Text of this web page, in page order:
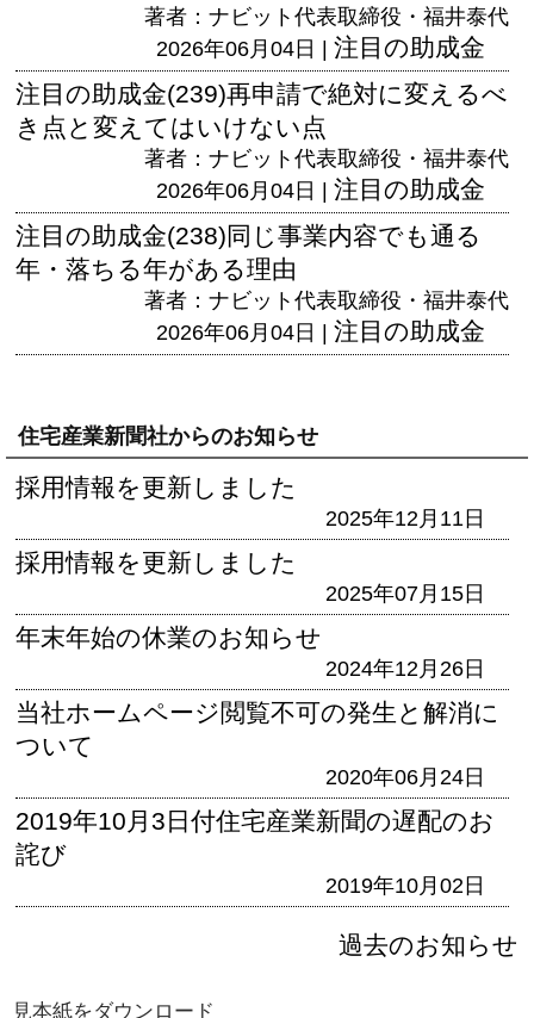
著者：ナビット代表取締役・福井泰代
2026年06月04日 | 注目の助成金
注目の助成金(239)再申請で絶対に変えるべ
き点と変えてはいけない点
著者：ナビット代表取締役・福井泰代
2026年06月04日 | 注目の助成金
注目の助成金(238)同じ事業内容でも通る
年・落ちる年がある理由
著者：ナビット代表取締役・福井泰代
2026年06月04日 | 注目の助成金
住宅産業新聞社からのお知らせ
採用情報を更新しました
2025年12月11日
採用情報を更新しました
2025年07月15日
年末年始の休業のお知らせ
2024年12月26日
当社ホームページ閲覧不可の発生と解消に
ついて
2020年06月24日
2019年10月3日付住宅産業新聞の遅配のお
詫び
2019年10月02日
過去のお知らせ
見本紙をダウンロード